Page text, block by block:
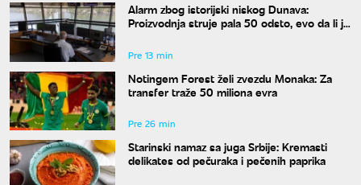
Alarm zbog istorijski niskog Dunava:
Proizvodnja struje pala 50 odsto, evo da li je
Pre 13 min
Notingem Forest želi zvezdu Monaka: Za
transfer traže 50 miliona evra
Pre 26 min
Starinski namaz sa juga Srbije: Kremasti
delikates od pečuraka i pečenih paprika